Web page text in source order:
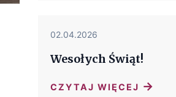
02.04.2026
Wesołych Świąt!
CZYTAJ WIĘCEJ →